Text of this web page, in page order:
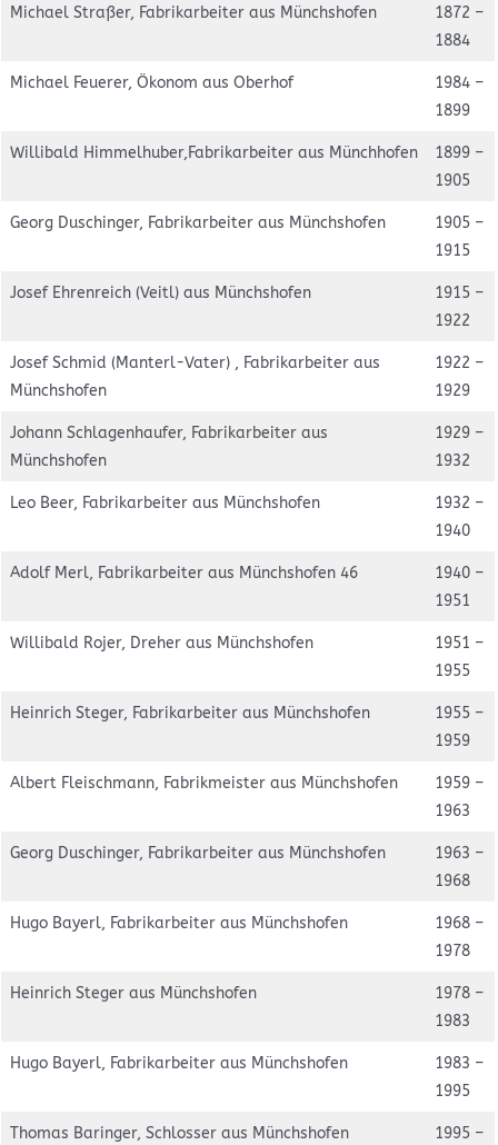
Michael Straßer, Fabrikarbeiter aus Münchshofen
1872 –
1884
Michael Feuerer, Ökonom aus Oberhof
1984 –
1899
Willibald Himmelhuber,Fabrikarbeiter aus Münchhofen
1899 –
1905
Georg Duschinger, Fabrikarbeiter aus Münchshofen
1905 –
1915
Josef Ehrenreich (Veitl) aus Münchshofen
1915 –
1922
Josef Schmid (Manterl-Vater) , Fabrikarbeiter aus
Münchshofen
1922 –
1929
Johann Schlagenhaufer, Fabrikarbeiter aus
Münchshofen
1929 –
1932
Leo Beer, Fabrikarbeiter aus Münchshofen
1932 –
1940
Adolf Merl, Fabrikarbeiter aus Münchshofen 46
1940 –
1951
Willibald Rojer, Dreher aus Münchshofen
1951 –
1955
Heinrich Steger, Fabrikarbeiter aus Münchshofen
1955 –
1959
Albert Fleischmann, Fabrikmeister aus Münchshofen
1959 –
1963
Georg Duschinger, Fabrikarbeiter aus Münchshofen
1963 –
1968
Hugo Bayerl, Fabrikarbeiter aus Münchshofen
1968 –
1978
Heinrich Steger aus Münchshofen
1978 –
1983
Hugo Bayerl, Fabrikarbeiter aus Münchshofen
1983 –
1995
Thomas Baringer, Schlosser aus Münchshofen
1995 –